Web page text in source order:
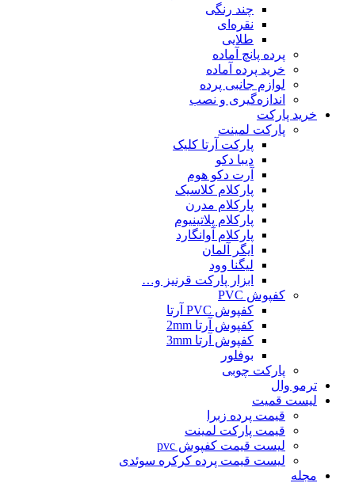
چند رنگی
نقره‌ای
طلایی
پرده پانچ آماده
خرید پرده آماده
لوازم جانبی پرده
اندازه‌گیری و نصب
خرید پارکت
پارکت لمینت
پارکت آرتا کلیک
دیبا دکو
آرت دکو هوم
پارکلام کلاسیک
پارکلام مدرن
پارکلام پلاتینیوم
پارکلام آوانگارد
ایگر آلمان
لیگنا وود
ابزار پارکت قرنیز و…
کفپوش PVC
کفپوش PVC آرتا
کفپوش آرتا 2mm
کفپوش آرتا 3mm
بوفلور
پارکت چوبی
ترمو وال
لیست قمیت
قیمت پرده زبرا
قیمت پارکت لمینت
لیست قیمت کفپوش pvc
لیست قیمت پرده کرکره سوئدی
مجله